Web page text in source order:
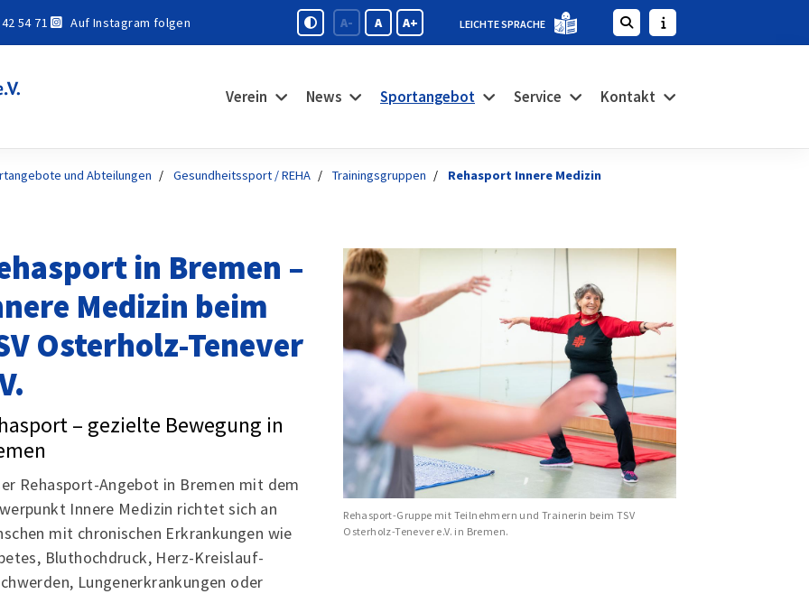
54 71 Auf Instagram folgen A- A A+ LEICHTE SPRACHE
Verein News Sportangebot Service Kontakt
und Abteilungen Gesundheitssport / REHA Trainingsgruppen Rehasport Innere Medizin
in Bremen –
Medizin beim
Osterholz-Tenever
– gezielte Bewegung in
Rehasport-Angebot in Bremen mit dem
Innere Medizin richtet sich an
mit chronischen Erkrankungen wie
Bluthochdruck, Herz-Kreislauf-
Lungenerkrankungen oder
Rehasport-Gruppe mit Teilnehmern und Trainerin beim TSV
Osterholz-Tenever e.V. in Bremen.